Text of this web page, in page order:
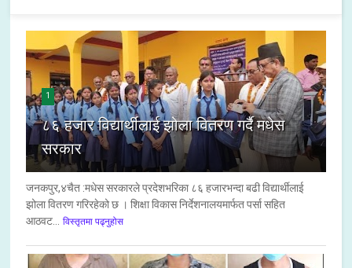
1
८६ हजार विद्यार्थीलाई झोला वितरण गर्दै मधेस
सरकार
जनकपुर,४चैत :मधेस सरकारले प्रदेशभरिका ८६ हजारभन्दा बढी विद्यार्थीलाई
झोला वितरण गरिरहेको छ । शिक्षा विकास निर्देशनालयमार्फत पर्सा सहित
आठवट... विस्तृतमा पढ्नुहोस